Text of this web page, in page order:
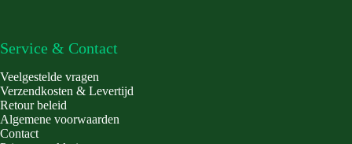
Service & Contact
Veelgestelde vragen
Verzendkosten & Levertijd
Retour beleid
Algemene voorwaarden
Contact